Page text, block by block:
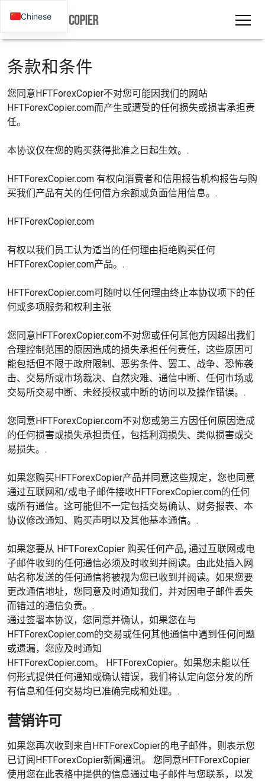
条款和条件
您同意HFTForexCopier不对您可能因我们的网站
HFTForexCopier.com而产生或遭受的任何损失或损害承担责
任。
本协议仅在您的购买获得批准之日起生效。.
HFTForexCopier.com 有权向消费者和信用报告机构报告与购
买我们产品有关的任何借方余额或负面信用信息。.
HFTForexCopier.com
有权以我们员工认为适当的任何理由拒绝购买任何
HFTForexCopier.com产品。.
HFTForexCopier.com可随时以任何理由终止本协议项下的任
何或多项服务和权利主张
您同意HFTForexCopier.com不对您或任何其他方因超出我们
合理控制范围的原因造成的损失承担任何责任，这些原因可
能包括但不限于政府限制、恶劣条件、罢工、战争、恐怖袭
击、交易所或市场裁决、自然灾难、通信中断、任何市场或
交易所交易中断、未经授权或中断的访问以及操作错误。.
您同意HFTForexCopier.com不对您或第三方因任何原因造成
的任何损害或损失承担责任，包括利润损失、类似损害或交
易损失。.
如果您购买HFTForexCopier产品并同意这些规定，您也同意
通过互联网和/或电子邮件接收HFTForexCopier.com的任何
或所有通信。这可能但不一定包括交易确认、财务报表、本
协议修改通知、购买声明以及其他基本通信。.
如果您要从 HFTForexCopier 购买任何产品, 通过互联网或电
子邮件收到的任何通信必须及时收到并阅读。由此处插入网
站名称发送的任何通信将被视为您已收到并阅读。如果您要
更改通信地址，您同意及时通知我们，并对因电子邮件丢失
而错过的通信负责。.
通过签署本协议，您同意并确认，如果您在与
HFTForexCopier.com的交易或任何其他通信中遇到任何问题
或遗漏，您应及时通知
HFTForexCopier.com。
HFTForexCopier。如果您未能以任
何形式提供任何通知或确认错误，我们将认定向您分发的所
有信息和任何交易均已准确完成和处理。.
营销许可
如果您再次收到来自HFTForexCopier的电子邮件，则表示您
已订阅HFTForexCopier新闻通讯。 您同意HFTForexCopier
使用您在此表格中提供的信息通过电子邮件与您联系，以发
Chinese